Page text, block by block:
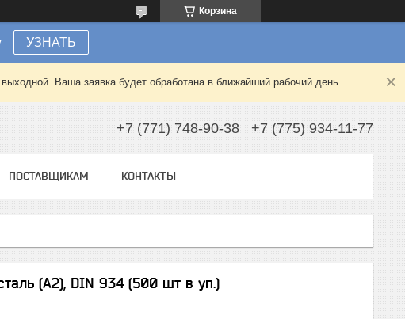
Корзина
УЗНАТЬ
Ваша заявка будет обработана в ближайший рабочий день.
+7 (771) 748-90-38 +7 (775) 934-11-77
ПОСТАВЩИКАМ КОНТАКТЫ
(А2), DIN 934 (500 шт в уп.)